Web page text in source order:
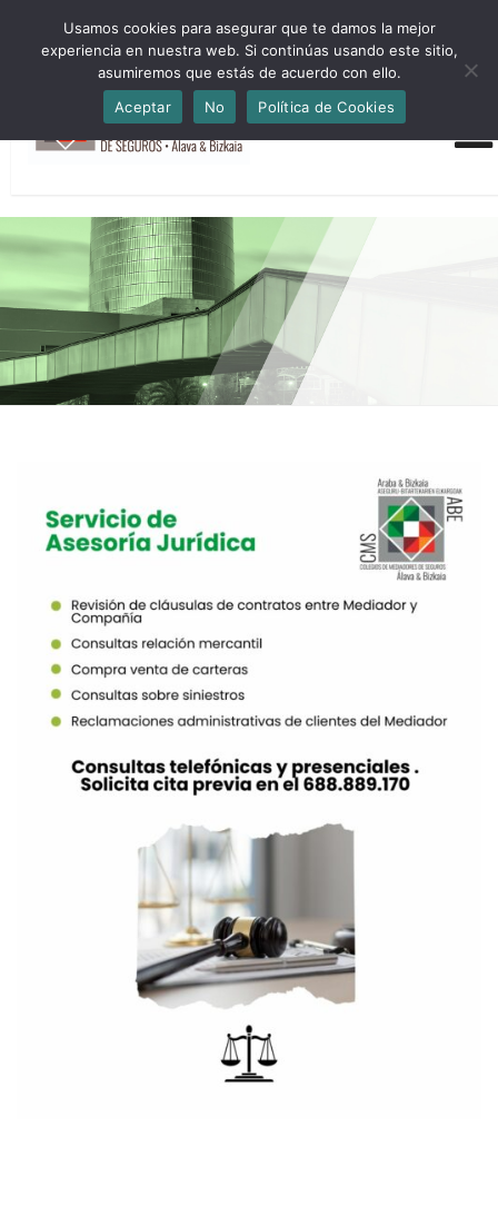
HORARIO INVIERNO Lun-Jue 09:00-16:30 Vier 9:00-14:00
administracion@cmsab.eus 94.442.43.43 Móvil y Whatsapp
688.889.170
Usamos cookies para asegurar que te damos la mejor
experiencia en nuestra web. Si continúas usando este sitio,
asumiremos que estás de acuerdo con ello.
Aceptar
No Política de Cookies